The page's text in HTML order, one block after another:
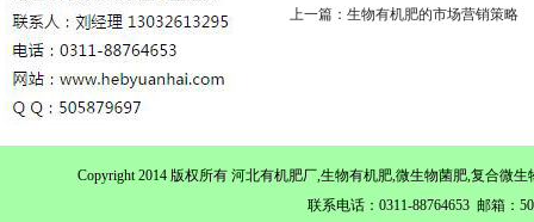
上一篇：生物有机肥的市场营销策略
Copyright 2014 版权所有 河北有机肥厂,生物有机肥,微生物菌肥,复合
联系电话：0311-88764653 邮箱：